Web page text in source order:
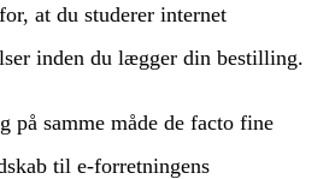
at du studerer internet
inden du lægger din bestilling.
på samme måde de facto fine
til e-forretningens